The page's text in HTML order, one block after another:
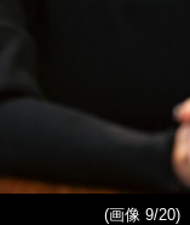
(画像 9/20)